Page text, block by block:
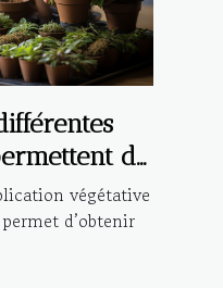
de
d’unevégétative
d’obtenir